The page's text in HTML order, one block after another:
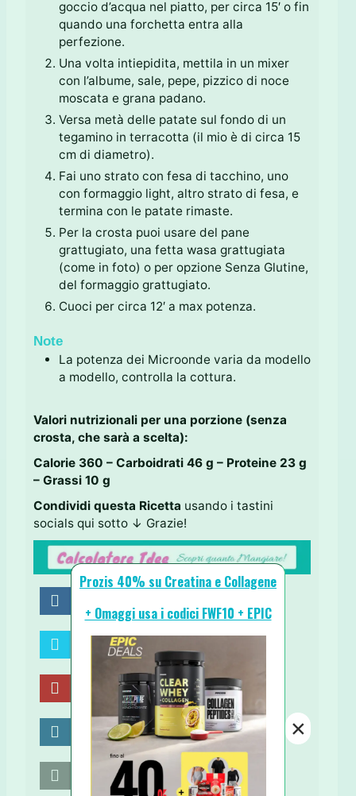
goccio d’acqua nel piatto, per circa 15′ o fin
quando una forchetta entra alla
perfezione.
Una volta intiepidita, mettila in un mixer
con l’albume, sale, pepe, pizzico di noce
moscata e grana padano.
Versa metà delle patate sul fondo di un
tegamino in terracotta (il mio è di circa 15
cm di diametro).
Fai uno strato con fesa di tacchino, uno
con formaggio light, altro strato di fesa, e
termina con le patate rimaste.
Per la crosta puoi usare del pane
grattugiato, una fetta wasa grattugiata
(come in foto) o per opzione Senza Glutine,
del formaggio grattugiato.
Cuoci per circa 12′ a max potenza.
Note
La potenza dei Microonde varia da modello
a modello, controlla la cottura.
Valori nutrizionali per una porzione (senza
crosta, che sarà a scelta):
Calorie 360 – Carboidrati 46 g – Proteine 23 g
– Grassi 10 g
Condividi questa Ricetta usando i tastini
socials qui sotto ↓ Grazie!
Share on Twitter
Share on Pinterest
Share on LinkedIn
Send email
Prozis 40% su Creatina e Collagene
+ Omaggi usa i codici FWF10 + EPIC
×